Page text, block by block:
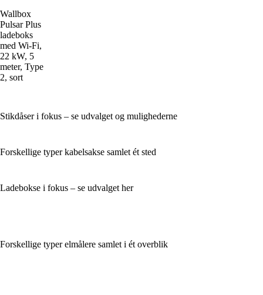
Wallbox
Pulsar Plus
ladeboks
med Wi-Fi,
22 kW, 5
meter, Type
2, sort
Stikdåser i fokus – se udvalget og mulighederne
Forskellige typer kabelsakse samlet ét sted
Ladebokse i fokus – se udvalget her
Forskellige typer elmålere samlet i ét overblik